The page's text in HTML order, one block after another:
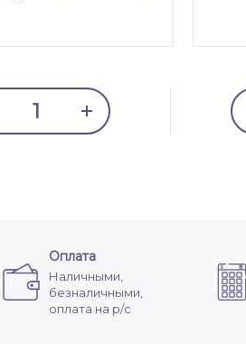
Оплата
Наличными,
безналичными,
оплата на р/с